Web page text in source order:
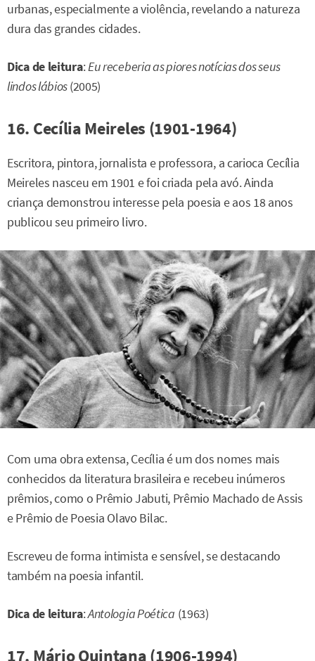
urbanas, especialmente a violência, revelando a natureza
dura das grandes cidades.
Dica de leitura:Eu receberia as piores notícias dos seus
lindos lábios(2005)
16. Cecília Meireles (1901-1964)
Escritora, pintora, jornalista e professora, a carioca Cecília
Meireles nasceu em 1901 e foi criada pela avó. Ainda
criança demonstrou interesse pela poesia e aos 18 anos
publicou seu primeiro livro.
Com uma obra extensa, Cecília é um dos nomes mais
conhecidos da literatura brasileira e recebeu inúmeros
prêmios, como o Prêmio Jabuti, Prêmio Machado de Assis
e Prêmio de Poesia Olavo Bilac.
Escreveu de forma intimista e sensível, se destacando
também na poesia infantil.
Dica de leitura:Antologia Poética (1963)
17. Mário Quintana (1906-1994)